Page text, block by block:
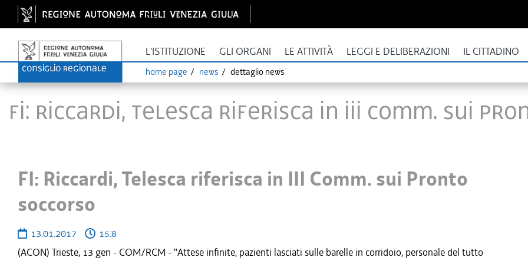
L'ISTITUZIONE GLI ORGANI LE ATTIVITÀ LEGGI E DELIBERAZIONI IL CITTADINO
home page news dettaglio news
FI: Riccardi, Telesca riferisca in III Comm. sui
FI: Riccardi, Telesca riferisca in III Comm. sui Pronto
soccorso
13.01.2017
15:8
(ACON) Trieste, 13 gen - COM/RCM - "Attese infinite, pazienti lasciati sulle barelle in corridoio, personale del tutto